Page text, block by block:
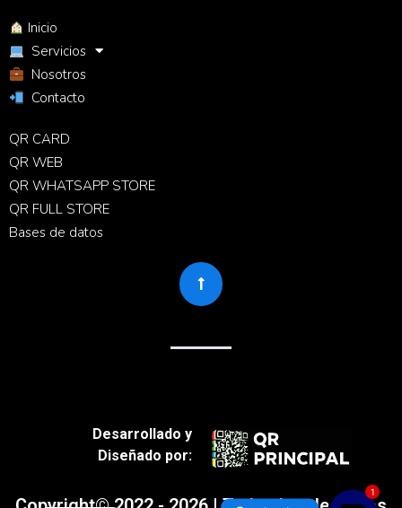
Inicio
Servicios
Nosotros
Contacto
QR CARD
QR WEB
QR WHATSAPP STORE
QR FULL STORE
Bases de datos
Desarrollado y
Diseñado por:
1